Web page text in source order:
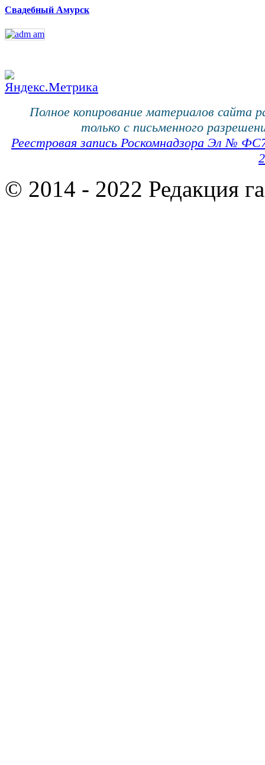
Свадебный Амурск
Полное копирование материалов сайта
только с письменного
Реестровая запись Роскомнадзора Эл №
© 2014 - 2022 Редакция